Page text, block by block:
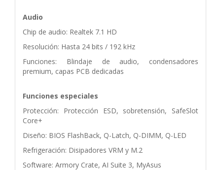
Audio
Chip de audio: Realtek 7.1 HD
Resolución: Hasta 24 bits / 192 kHz
Funciones: Blindaje de audio, condensadores
premium, capas PCB dedicadas
Funciones especiales
Protección: Protección ESD, sobretensión, SafeSlot
Core+
Diseño: BIOS FlashBack, Q-Latch, Q-DIMM, Q-LED
Refrigeración: Disipadores VRM y M.2
Software: Armory Crate, AI Suite 3, MyAsus